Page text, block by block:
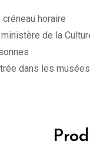
horaire
de la
dans les